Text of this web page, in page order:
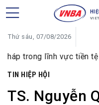
Thứ sáu, 07/08/2026
vực tiền tệ và ngân
TIN HIỆP HỘI
TS. Nguyễn